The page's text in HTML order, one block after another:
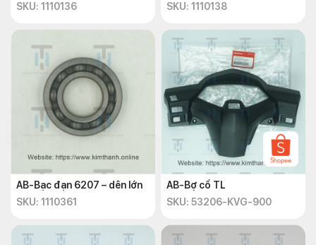
SKU: 1110136
SKU: 1110138
AB-Bạc đạn 6207 – dên lớn
SKU: 1110361
AB-Bợ cổ TL
SKU: 53206-KVG-900